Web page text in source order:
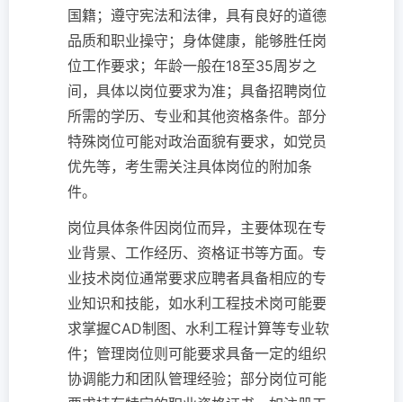
国籍；遵守宪法和法律，具有良好的道德
品质和职业操守；身体健康，能够胜任岗
位工作要求；年龄一般在18至35周岁之
间，具体以岗位要求为准；具备招聘岗位
所需的学历、专业和其他资格条件。部分
特殊岗位可能对政治面貌有要求，如党员
优先等，考生需关注具体岗位的附加条
件。
岗位具体条件因岗位而异，主要体现在专
业背景、工作经历、资格证书等方面。专
业技术岗位通常要求应聘者具备相应的专
业知识和技能，如水利工程技术岗可能要
求掌握CAD制图、水利工程计算等专业软
件；管理岗位则可能要求具备一定的组织
协调能力和团队管理经验；部分岗位可能